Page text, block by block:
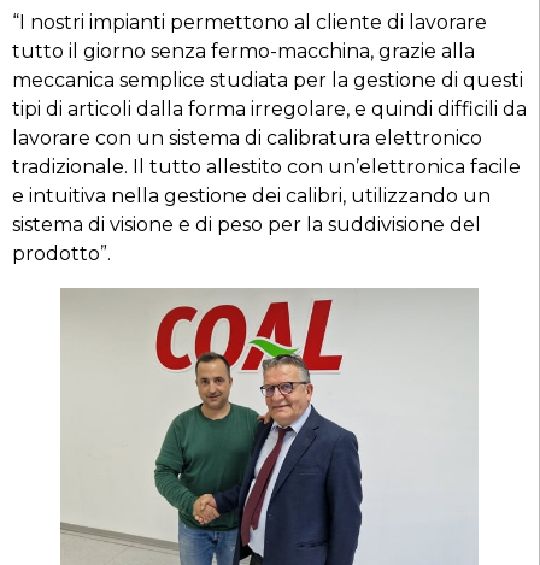
“I nostri impianti permettono al cliente di lavorare
tutto il giorno senza fermo-macchina, grazie alla
meccanica semplice studiata per la gestione di questi
tipi di articoli dalla forma irregolare, e quindi difficili da
lavorare con un sistema di calibratura elettronico
tradizionale. Il tutto allestito con un’elettronica facile
e intuitiva nella gestione dei calibri, utilizzando un
sistema di visione e di peso per la suddivisione del
prodotto”.